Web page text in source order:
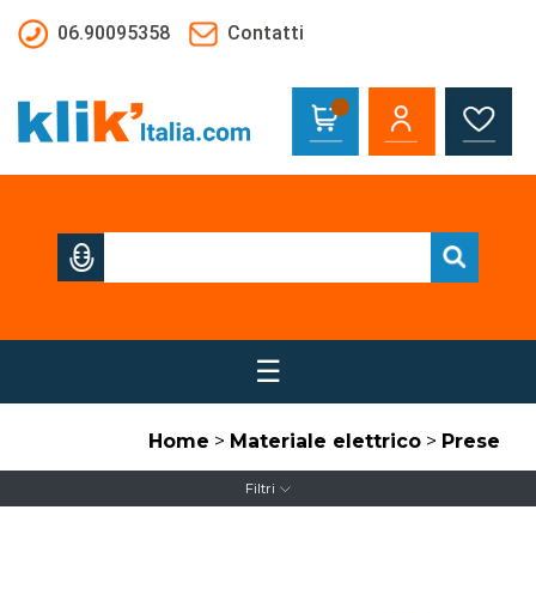
06.90095358
Contatti
☰
Home > Materiale elettrico > Prese
Filtri